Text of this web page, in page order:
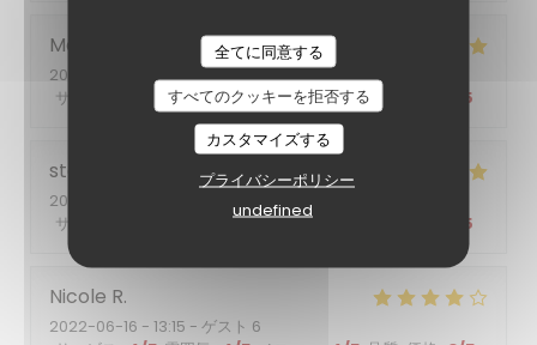
全てに同意する
すべてのクッキーを拒否する
カスタマイズする
プライバシーポリシー
undefined
Monique
2022-06-23
- 12:30 - ゲスト 3
サービス
雰囲気:5/5 メニュー:5/5 品質-価格 /5
stephanie
2022-06-18
- 19:00 - ゲスト 2
サービス
/5 メニュー /5
Nicole R
2022-06-16 - 13:15 - ゲスト 6
L'Entracte Paris